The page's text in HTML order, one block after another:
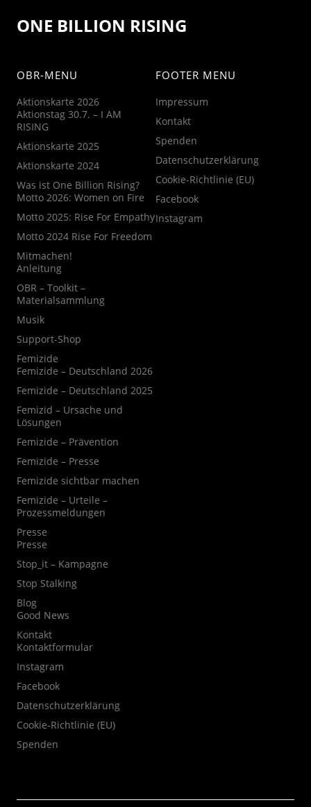
ONE BILLION RISING
OBR-MENU
Aktionskarte 2026
Aktionstag 30.7. – I AM
RISING
Aktionskarte 2025
Aktionskarte 2024
Was ist One Billion Rising?
Motto 2026: Women on Fire
Motto 2025: Rise For Empathy
Motto 2024 Rise For Freedom
Mitmachen!
Anleitung
OBR – Toolkit –
Materialsammlung
Musik
Support-Shop
Femizide
Femizide – Deutschland 2026
Femizide – Deutschland 2025
Femizid – Ursache und
Lösungen
Femizide – Prävention
Femizide – Presse
Femizide sichtbar machen
Femizide – Urteile –
Prozessmeldungen
Presse
Presse
Stop_it – Kampagne
Stop Stalking
Blog
Good News
Kontakt
Kontaktformular
Instagram
Facebook
Datenschutzerklärung
Cookie-Richtlinie (EU)
Spenden
FOOTER MENU
Impressum
Kontakt
Spenden
Datenschutzerklärung
Cookie-Richtlinie (EU)
Facebook
Instagram